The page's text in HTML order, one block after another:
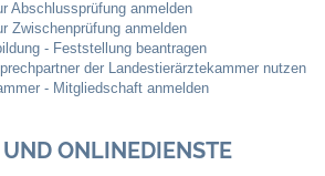
Gemeinderat
Abschlussprüfung anmelden
Zwischenprüfung anmelden
- Feststellung beantragen
der Landestierärztekammer nutzen
- Mitgliedschaft anmelden
ONLINEDIENSTE